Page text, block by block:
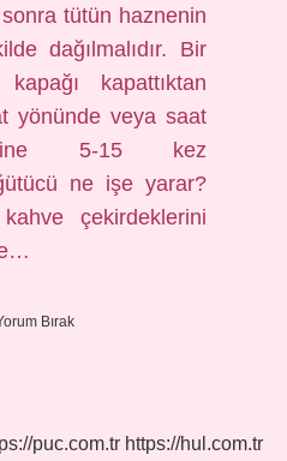
sonra tütün haznenin
dağılmalıdır. Bir
kapattıktan
yönünde veya saat
5-15 kez
ne işe yarar?
çekirdeklerini
Bırak
puc.com.tr https://hul.com.tr